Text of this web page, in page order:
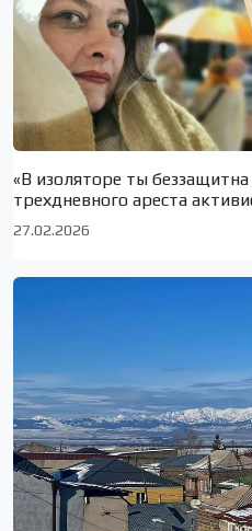
«В изоляторе ты
трехдневного ареста
27.02.2026